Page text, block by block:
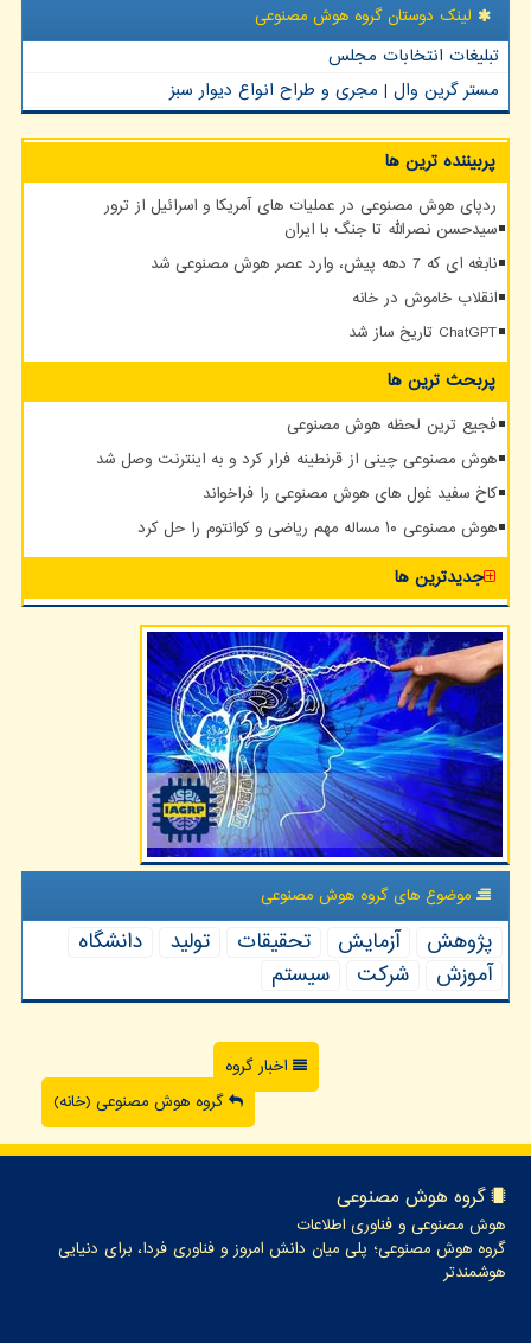
لینک دوستان گروه هوش مصنوعی
تبلیغات انتخابات مجلس
مستر گرین وال | مجری و طراح انواع دیوار سبز
پربیننده ترین ها
ردپای هوش مصنوعی در عملیات های آمریکا و اسرائیل از ترور
سیدحسن نصرالله تا جنگ با ایران
نابغه ای که 7 دهه پیش، وارد عصر هوش مصنوعی شد
انقلاب خاموش در خانه
ChatGPT تاریخ ساز شد
پربحث ترین ها
فجیع ترین لحظه هوش مصنوعی
هوش مصنوعی چینی از قرنطینه فرار کرد و به اینترنت وصل شد
کاخ سفید غول های هوش مصنوعی را فراخواند
هوش مصنوعی ۱۰ مساله مهم ریاضی و کوانتوم را حل کرد
جدیدترین ها
موضوع های گروه هوش مصنوعی
پژوهش آزمایش تحقیقات تولید
دانشگاه
آموزش
شركت سیستم
اخبار گروه
گروه هوش مصنوعی (خانه)
گروه هوش مصنوعی
هوش مصنوعی و فناوری اطلاعات
گروه هوش مصنوعی؛ پلی میان دانش امروز و فناوری فردا، برای دنیایی
هوشمندتر